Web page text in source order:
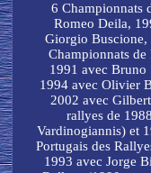
6 Championnats
Romeo Deila,
Giorgio Buscione,
Championnats de
1991 avec Bruno
1994 avec Olivier
2002 avec
rallyes de
Vardinogiannis) et
Portugais des
1993 avec Jorge